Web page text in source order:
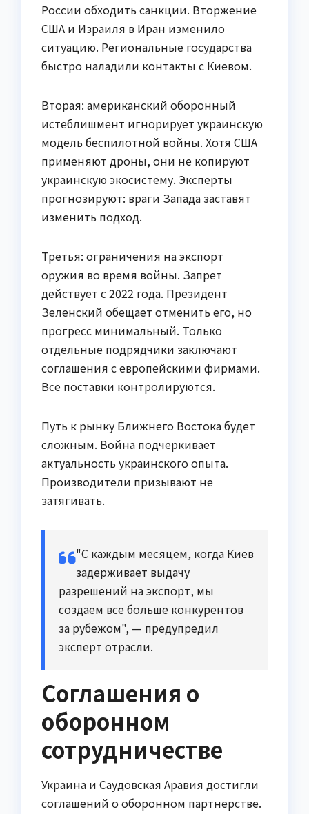
России обходить санкции. Вторжение
США и Израиля в Иран изменило
ситуацию. Региональные государства
быстро наладили контакты с Киевом.
Вторая: американский оборонный
истеблишмент игнорирует украинскую
модель беспилотной войны. Хотя США
применяют дроны, они не копируют
украинскую экосистему. Эксперты
прогнозируют: враги Запада заставят
изменить подход.
Третья: ограничения на экспорт
оружия во время войны. Запрет
действует с 2022 года. Президент
Зеленский обещает отменить его, но
прогресс минимальный. Только
отдельные подрядчики заключают
соглашения с европейскими фирмами.
Все поставки контролируются.
Путь к рынку Ближнего Востока будет
сложным. Война подчеркивает
актуальность украинского опыта.
Производители призывают не
затягивать.
"С каждым месяцем, когда Киев
задерживает выдачу
разрешений на экспорт, мы
создаем все больше конкурентов
за рубежом", — предупредил
эксперт отрасли.
Соглашения о
оборонном
сотрудничестве
Украина и Саудовская Аравия достигли
соглашений о оборонном партнерстве.